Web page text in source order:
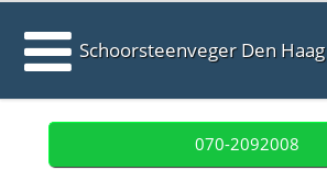
Schoorsteenveger Den Haag
070-2092008